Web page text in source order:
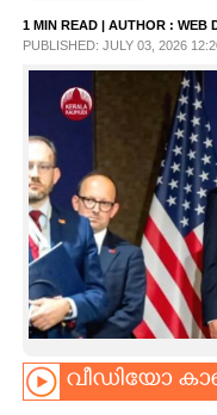
SPIRITUAL
INFO+
ART
1 MIN READ | AUTHOR : WEB
PUBLISHED: JULY 03, 2026
വീഡിയോ